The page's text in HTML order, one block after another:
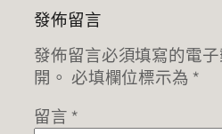
發佈留言
發佈留言必須填寫的電
開。 必填欄位標示為 *
留言 *